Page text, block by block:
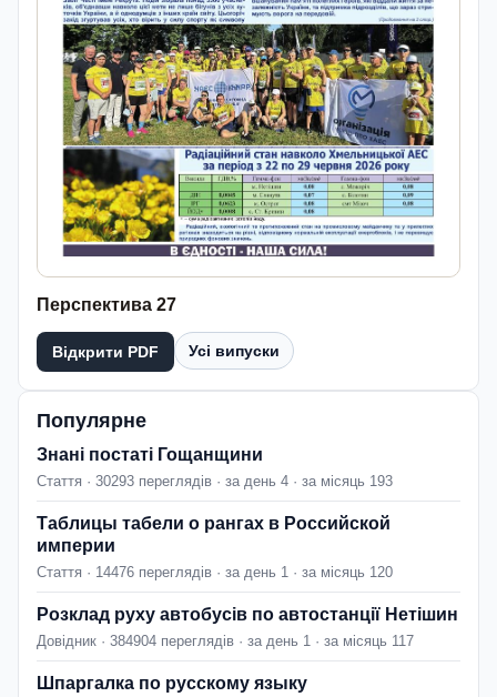
Перспектива 27
Відкрити PDF Усі випуски
Популярне
Знані постаті Гощанщини
Стаття · 30293 переглядів · за день 4 · за місяць 193
Таблицы табели о рангах в Российской
империи
Стаття · 14476 переглядів · за день 1 · за місяць 120
Розклад руху автобусів по автостанції Нетішин
Довідник · 384904 переглядів · за день 1 · за місяць 117
Шпаргалка по русскому языку